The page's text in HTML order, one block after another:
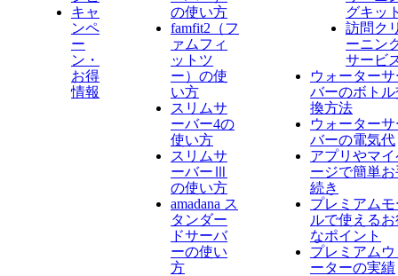
キャ
ンペ
ー
ン・
お得
情報
の使い方
famfit2（フ
ァムフィ
ットツ
ー）の使
い方
スリムサ
ーバー4の
使い方
スリムサ
ーバーⅢ
の使い方
amadana ス
タンダー
ドサーバ
ーの使い
方
グキッ
訪問ク
ーニン
サービ
ウォーター
バーのボトル
換方法
ウォーター
バーの電気代
アプリやマイ
ージで簡単お
続き
プレミアムモ
ルで使える
なポイント
プレミアムウ
ーターの実績